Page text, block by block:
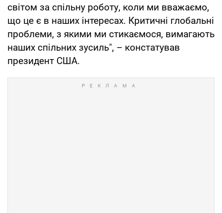
світом за спільну роботу, коли ми вважаємо,
що це є в наших інтересах. Критичні глобальні
проблеми, з якими ми стикаємося, вимагають
наших спільних зусиль", – констатував
президент США.